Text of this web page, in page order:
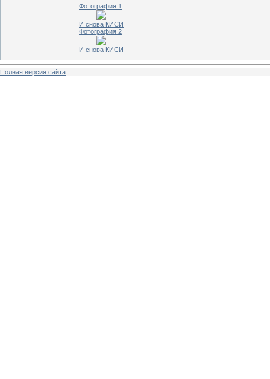
Фотография 1
И снова КИСИ
Фотография 2
И снова КИСИ
Полная версия сайта